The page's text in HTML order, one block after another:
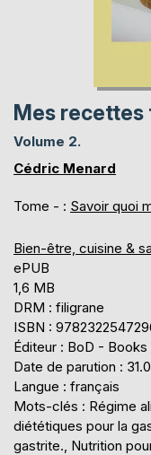
Mes
Volume 2.
Cédric Menard
Tome - : Savoir quoi
Bien-être, cuisine &
ePUB
1,6 MB
DRM : filigrane
ISBN :
Éditeur : BoD - Books
Date de parution :
Langue : français
Mots-clés : Régime
diététiques pour la
gastrite., Nutrition